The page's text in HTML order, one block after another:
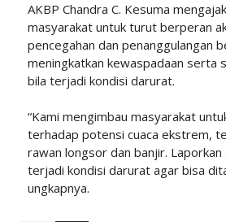
AKBP Chandra C. Kesuma
masyarakat untuk turut berperan
pencegahan dan penanggulangan
meningkatkan kewaspadaan serta
bila terjadi kondisi darurat.
“Kami mengimbau masyarakat
terhadap potensi cuaca ekstrem,
rawan longsor dan banjir.
terjadi kondisi darurat agar bisa
ungkapnya.